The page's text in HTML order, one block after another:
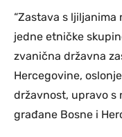
“Zastava s
jedne etničke
zvanična državna
Hercegovine,
državnost, upravo s
građane Bosne i